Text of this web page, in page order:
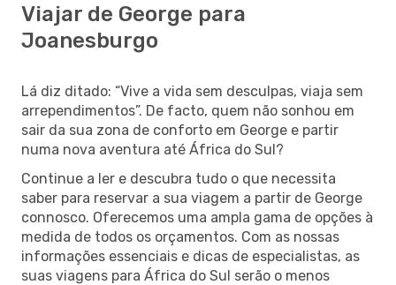
Viajar de George para
Joanesburgo
Lá diz ditado: “Vive a vida sem desculpas, viaja sem
arrependimentos”. De facto, quem não sonhou em
sair da sua zona de conforto em George e partir
numa nova aventura até África do Sul?
Continue a ler e descubra tudo o que necessita
saber para reservar a sua viagem a partir de George
connosco. Oferecemos uma ampla gama de opções à
medida de todos os orçamentos. Com as nossas
informações essenciais e dicas de especialistas, as
suas viagens para África do Sul serão o menos